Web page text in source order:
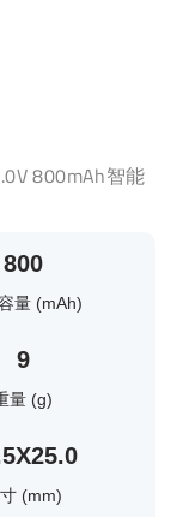
800mAh智能
800
量 (mAh)
9
量 (g)
(mm)